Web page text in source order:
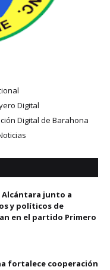
Digital
Digital de Barahona
Alcántara junto a
y políticos de
en el partido Primero
fortalece cooperación